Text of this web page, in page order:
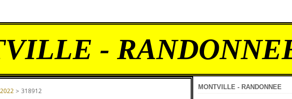
-
> 318912 MONTVILLE - RANDONNEE